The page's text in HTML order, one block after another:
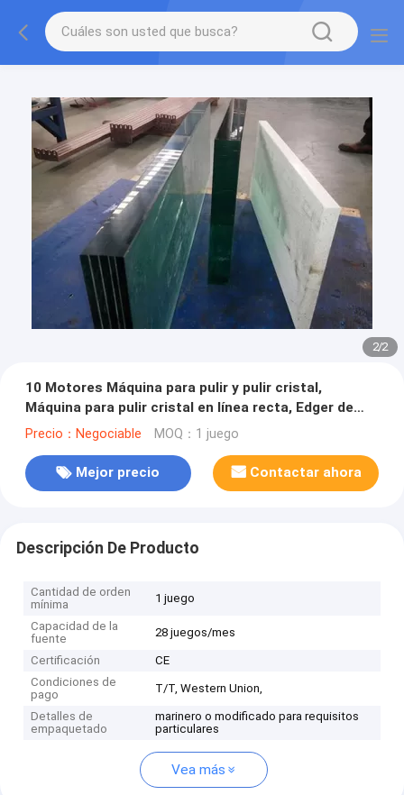
2/2
10 Motores Máquina para pulir y pulir cristal,
Máquina para pulir cristal en línea recta, Edger de
vidrio en línea recta
Precio：Negociable MOQ：1 juego
Mejor precio Contactar ahora
Descripción De Producto
Cantidad de orden
mínima
1 juego
Capacidad de la
fuente
28 juegos/mes
Certificación
CE
Condiciones de
pago
T/T, Western Union,
Detalles de
empaquetado
marinero o modificado para requisitos
particulares
Vea más